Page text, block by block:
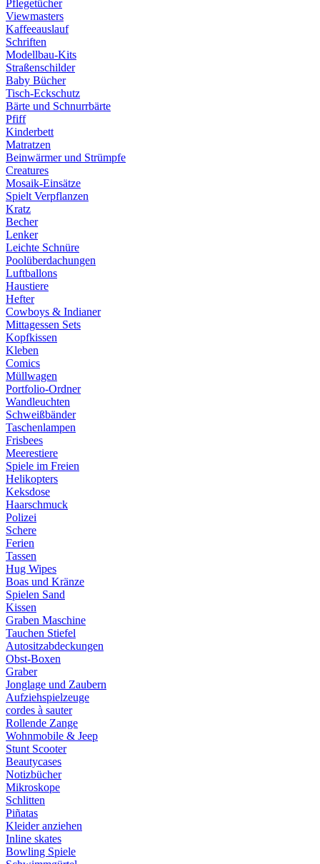
Pflegetücher
Viewmasters
Kaffeeauslauf
Schriften
Modellbau-Kits
Straßenschilder
Baby Bücher
Tisch-Eckschutz
Bärte und Schnurrbärte
Pfiff
Kinderbett
Matratzen
Beinwärmer und Strümpfe
Creatures
Mosaik-Einsätze
Spielt Verpflanzen
Kratz
Becher
Lenker
Leichte Schnüre
Poolüberdachungen
Luftballons
Haustiere
Hefter
Cowboys & Indianer
Mittagessen Sets
Kopfkissen
Kleben
Comics
Müllwagen
Portfolio-Ordner
Wandleuchten
Schweißbänder
Taschenlampen
Frisbees
Meerestiere
Spiele im Freien
Helikopters
Keksdose
Haarschmuck
Polizei
Schere
Ferien
Tassen
Hug Wipes
Boas und Kränze
Spielen Sand
Kissen
Graben Maschine
Tauchen Stiefel
Autositzabdeckungen
Obst-Boxen
Graber
Jonglage und Zaubern
Aufziehspielzeuge
cordes à sauter
Rollende Zange
Wohnmobile & Jeep
Stunt Scooter
Beautycases
Notizbücher
Mikroskope
Schlitten
Piñatas
Kleider anziehen
Inline skates
Bowling Spiele